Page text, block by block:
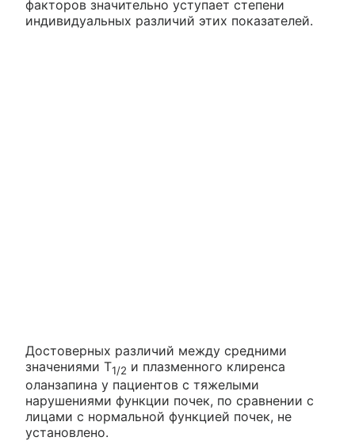
факторов значительно уступает степени
индивидуальных различий этих показателей.
Достоверных различий между средними
значениями T1/2 и плазменного клиренса
оланзапина у пациентов с тяжелыми
нарушениями функции почек, по сравнении с
лицами с нормальной функцией почек, не
установлено.